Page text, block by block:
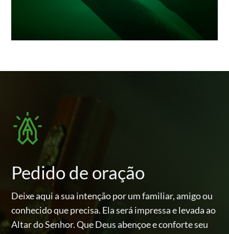
Pedido de oração
Deixe aqui a sua intenção por um familiar, amigo ou
conhecidoque precisa. Ela será impressa e levada ao
Altar do Senhor.Que Deus abençoe e conforte seu